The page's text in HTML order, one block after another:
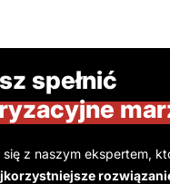
spełnić
się z naszym ekspertem,